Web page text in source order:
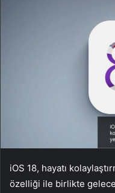
iOS 18, hayatı
özelliği ile birlikte